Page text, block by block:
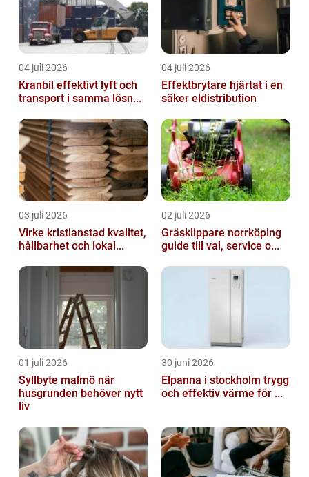
04 juli 2026
Kranbil effektivt lyft och
transport i samma lösn...
04 juli 2026
Effektbrytare hjärtat i en
säker eldistribution
03 juli 2026
Virke kristianstad kvalitet,
hållbarhet och lokal...
02 juli 2026
Gräsklippare norrköping
guide till val, service o...
01 juli 2026
Syllbyte malmö när
husgrunden behöver nytt
liv
30 juni 2026
Elpanna i stockholm trygg
och effektiv värme för ...